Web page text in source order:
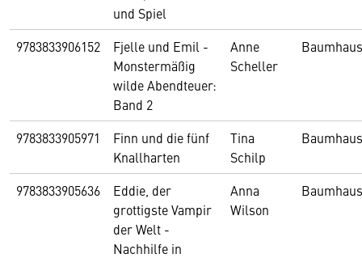
und Spiel
9783833906152
Fjelle und Emil -
Monstermäßig
wilde Abendteuer:
Band 2
Anne
Scheller
Baumhaus
9783833905971
Finn und die fünf
Knallharten
Tina
Schilp
Baumhaus
9783833905636
Eddie, der
grottigste Vampir
der Welt -
Nachhilfe in
Anna
Wilson
Baumhaus